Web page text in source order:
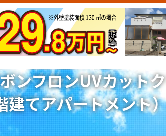
ンフロンUVカット
建てアパートメン